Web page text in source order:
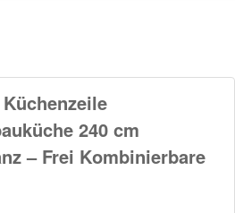
240 cm
– Frei Kombinierbare